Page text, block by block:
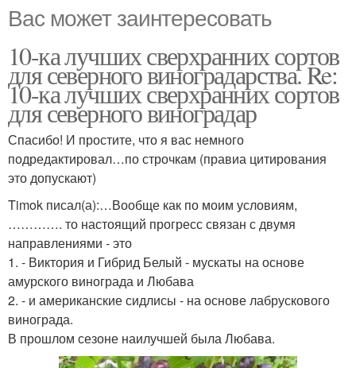
Вас может заинтересовать
10-ка лучших сверхранних сортов
для северного виноградарства. Re:
10-ка лучших сверхранних сортов
для северного виноградар
Спасибо! И простите, что я вас немного
подредактировал…по строчкам (правиа цитирования
это допускают)
Timok писал(а):…Вообще как по моим условиям,
…………. то настоящий прогресс связан с двумя
направлениями - это
1. - Виктория и Гибрид Белый - мускаты на основе
амурского винограда и Любава
2. - и американские сидлисы - на основе лабрускового
винограда.
В прошлом сезоне наилучшей была Любава.